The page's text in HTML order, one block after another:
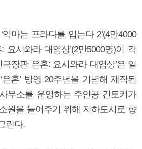
마는 프라다를 입는다 2’(4만4000
요시와라 대염상’(2만5000명)이 각
장판 은혼: 요시와라 대염상’은 일
혼’ 방영 20주년을 기념해 제작된
무소를 운영하는 주인공 긴토키가
원을 들어주기 위해 지하도시로 향
린다.